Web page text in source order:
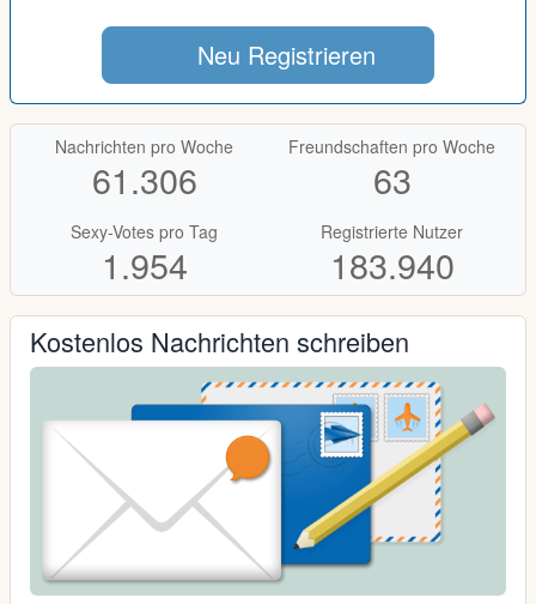
Neu Registrieren
Nachrichten pro Woche
61.306
Freundschaften pro Woche
63
Sexy-Votes pro Tag
1.954
Registrierte Nutzer
183.940
Kostenlos Nachrichten schreiben